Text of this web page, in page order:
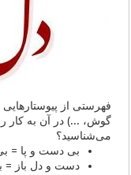
فهرستی از
گوش، ...) در آن به کار
می‌شناسید؟
بی دست و پا =
دست و دل باز =